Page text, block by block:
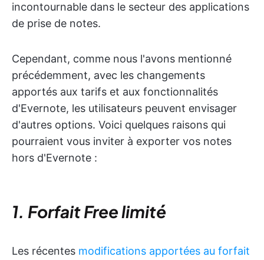
incontournable dans le secteur des applications
de prise de notes.
Cependant, comme nous l'avons mentionné
précédemment, avec les changements
apportés aux tarifs et aux fonctionnalités
d'Evernote, les utilisateurs peuvent envisager
d'autres options. Voici quelques raisons qui
pourraient vous inviter à exporter vos notes
hors d'Evernote :
1. Forfait Free limité
Les récentes modifications apportées au forfait